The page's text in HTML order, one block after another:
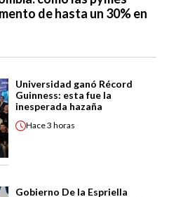
de hasta un 30% en
Universidad ganó Récord
Guinness: esta fue la
inesperada hazaña
Hace3 horas
Gobierno De la Espriella